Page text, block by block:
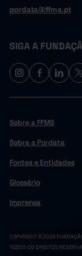
pordata@ffms.pt
SIGA A
Sobre a FFMS
Sobre a Pordata
Fontes e Entidades
Glossário
Imprensa
COPYRIGHT © 2024
TODOS OS DIREITOS